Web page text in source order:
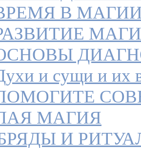
В
и сущи и их
МАГИЯ
И